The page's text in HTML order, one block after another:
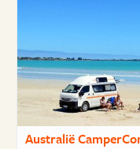
Australië